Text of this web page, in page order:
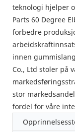
teknologi hjelper
Parts 60 Degree
forbedre
innen
Co., Ltd stoler på
stor
fordel for våre